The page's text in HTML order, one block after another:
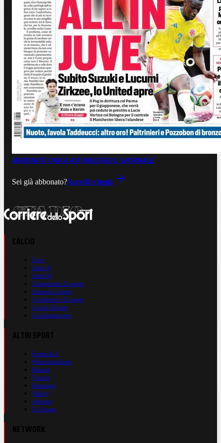
ABBONATI ORA A €0,99LEGGI IL GIORNALE
Sei già abbonato?Accedi e leggi
Live
Serie A
Serie B
Champions League
Europa League
Conference League
Calcio Estero
Calciomercato
Formula 1
Motomondiale
Basket
Tennis
Running
Volley
eSports
Ciclismo